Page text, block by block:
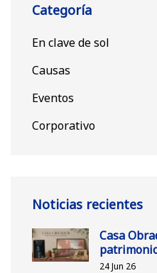
Categoría
En clave de sol
Causas
Eventos
Corporativo
Noticias recientes
Casa
24 Jun 26